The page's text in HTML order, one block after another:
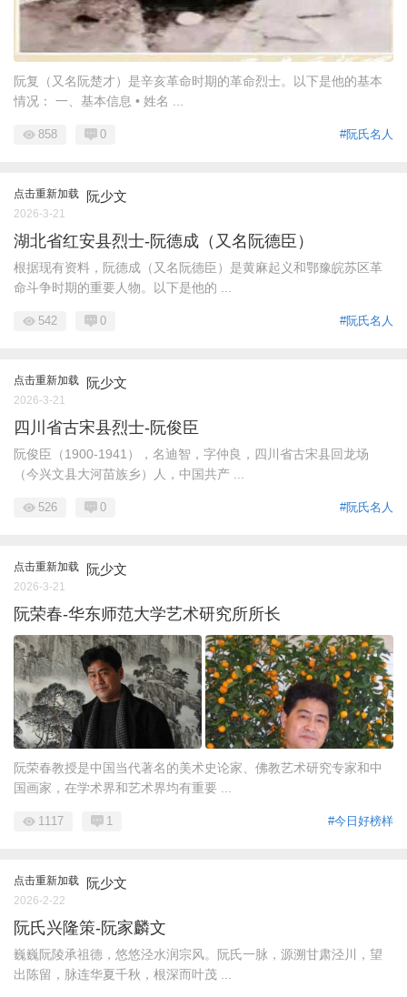
阮复（又名阮楚才）是辛亥革命时期的革命烈士。以下是他的基本
情况： 一、基本信息 • 姓名 ...
#阮氏名人
858 0
点击重新加载 阮少文
2026-3-21
湖北省红安县烈士-阮德成（又名阮德臣）
根据现有资料，阮德成（又名阮德臣）是黄麻起义和鄂豫皖苏区革
命斗争时期的重要人物。以下是他的 ...
#阮氏名人
542 0
点击重新加载 阮少文
2026-3-21
四川省古宋县烈士-阮俊臣
阮俊臣（1900-1941），名迪智，字仲良，四川省古宋县回龙场
（今兴文县大河苗族乡）人，中国共产 ...
#阮氏名人
526 0
点击重新加载 阮少文
2026-3-21
阮荣春-华东师范大学艺术研究所所长
阮荣春教授是中国当代著名的美术史论家、佛教艺术研究专家和中
国画家，在学术界和艺术界均有重要 ...
#今日好榜样
1117 1
点击重新加载 阮少文
2026-2-22
阮氏兴隆策-阮家麟文
巍巍阮陵承祖德，悠悠泾水润宗风。阮氏一脉，源溯甘肃泾川，望
出陈留，脉连华夏千秋，根深而叶茂 ...